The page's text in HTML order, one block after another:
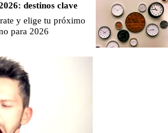
destinos clave
y elige tu próximo
para 2026